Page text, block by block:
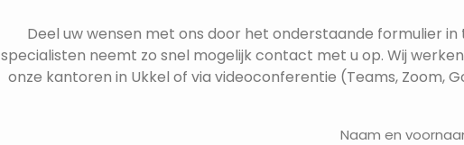
Deel uw wensen met ons door het onderstaande formulier in
specialisten neemt zo snel mogelijk contact met u op. Wij
onze kantoren in Ukkel of via videoconferentie (Teams, Zoom,
Naam en